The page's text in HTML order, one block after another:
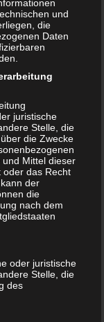
Beziehung
genug!
– was nun?
besonders
und
die
Daten
juristische
Stelle, die
die Zwecke
Mittel dieser
oder das Recht
der
die
nach dem
oder juristische
Stelle, die
des